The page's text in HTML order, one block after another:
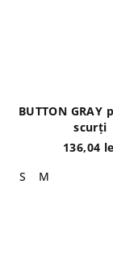
BUTTON GRAY
scurți
136,04
S
M